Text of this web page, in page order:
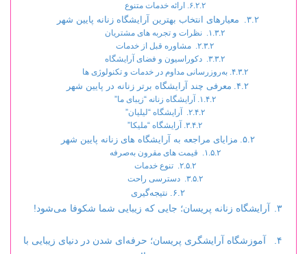
ارائه خدمات متنوع
معیارهای انتخاب بهترین آرایشگاه زنانه پایین شهر
نظرات و تجربه های مشتریان
مشاوره قبل از خدمات
دکوراسیون و فضای آرایشگاه
به‌روزرسانی مداوم در خدمات و تکنولوژی ها
معرفی چند آرایشگاه برتر زنانه در پایین شهر
آرایشگاه زنانه “زیبای ما”
آرایشگاه “لیلیان”
آرایشگاه “ملیکا”
مزایای مراجعه به آرایشگاه های زنانه پایین شهر
قیمت های مقرون به‌صرفه
تنوع خدمات
دسترسی راحت
نتیجه‌گیری
آرایشگاه زنانه پریسان؛ جایی که زیبایی شما شکوفا می‌شود!
آموزشگاه آرایشگری پریسان؛ حرفه‌ای شدن در دنیای زیبایی با